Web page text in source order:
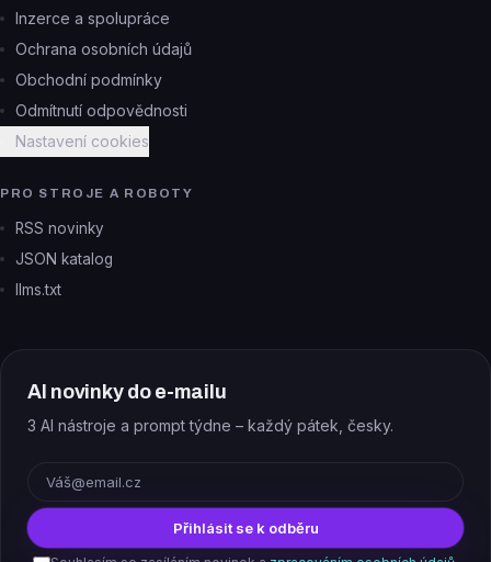
Inzerce a spolupráce
Ochrana osobních údajů
Obchodní podmínky
Odmítnutí odpovědnosti
Nastavení cookies
PRO STROJE A ROBOTY
RSS novinky
JSON katalog
llms.txt
AI novinky do e-mailu
3 AI nástroje a prompt týdne – každý pátek, česky.
Přihlásit se k odběru